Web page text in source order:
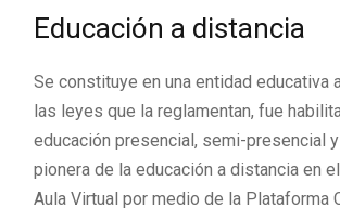
Educación a distancia
Se constituye en una entidad educativa
las leyes que la reglamentan, fue
educación presencial, semi-presencial
pionera de la educación a distancia en
Aula Virtual por medio de la Plataforma